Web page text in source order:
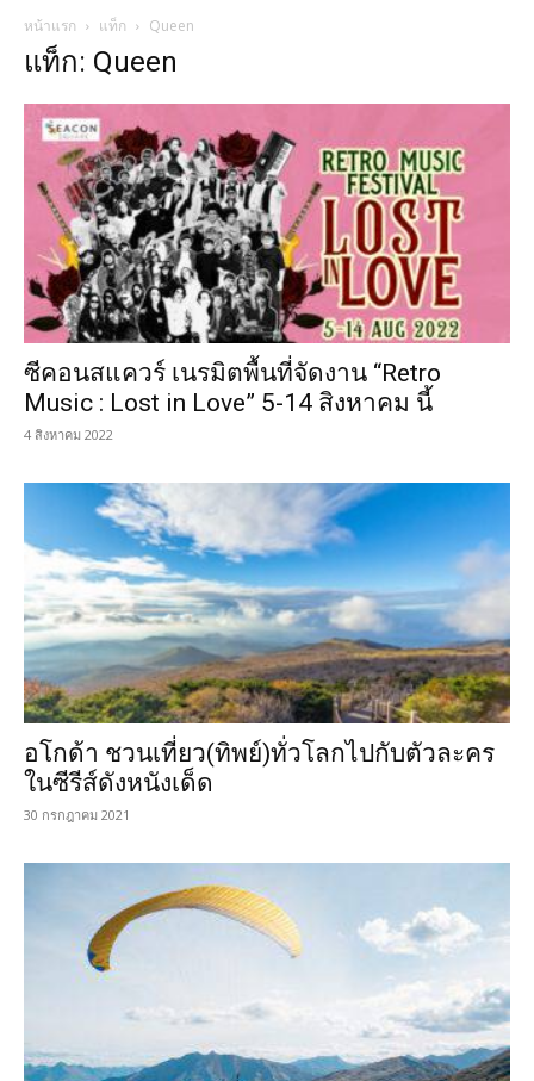
หน้าแรก แท็ก Queen
แท็ก: Queen
ซีคอนสแควร์ เนรมิตพื้นที่จัดงาน “Retro
Music : Lost in Love” 5-14 สิงหาคม นี้
4 สิงหาคม 2022
อโกด้า ชวนเที่ยว(ทิพย์)ทั่วโลกไปกับตัวละคร
ในซีรีส์ดังหนังเด็ด
30 กรกฎาคม 2021